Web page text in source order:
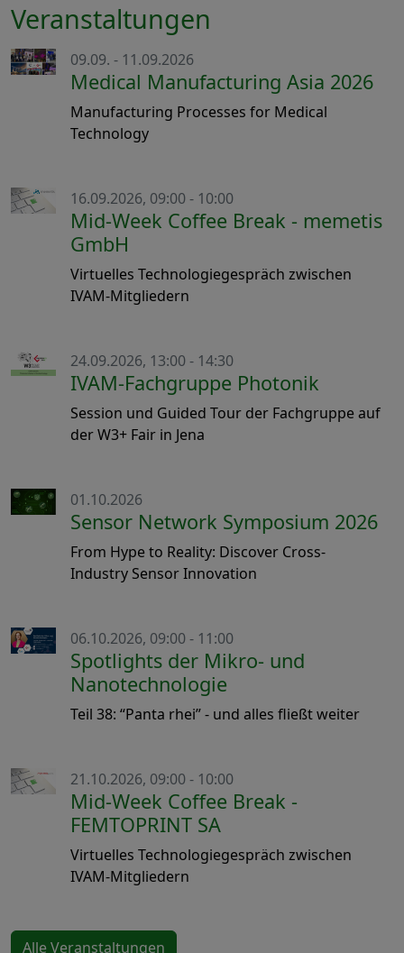
Veranstaltungen
09.09. - 11.09.2026
Medical Manufacturing Asia 2026
Manufacturing Processes for Medical
Technology
16.09.2026, 09:00 - 10:00
Mid-Week Coffee Break - memetis
GmbH
Virtuelles Technologiegespräch zwischen
IVAM-Mitgliedern
24.09.2026, 13:00 - 14:30
IVAM-Fachgruppe Photonik
Session und Guided Tour der Fachgruppe auf
der W3+ Fair in Jena
01.10.2026
Sensor Network Symposium 2026
From Hype to Reality: Discover Cross-
Industry Sensor Innovation
06.10.2026, 09:00 - 11:00
Spotlights der Mikro- und
Nanotechnologie
Teil 38: “Panta rhei” - und alles fließt weiter
21.10.2026, 09:00 - 10:00
Mid-Week Coffee Break -
FEMTOPRINT SA
Virtuelles Technologiegespräch zwischen
IVAM-Mitgliedern
Alle Veranstaltungen